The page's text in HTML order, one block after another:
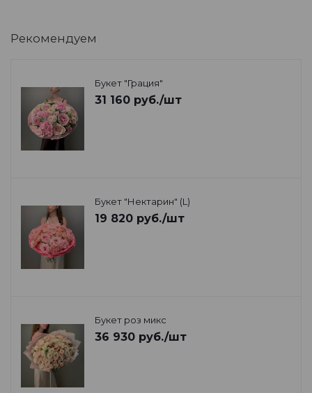
Рекомендуем
Букет "Грация"
31 160 руб./шт
Букет "Нектарин" (L)
19 820 руб./шт
Букет роз микс
36 930 руб./шт